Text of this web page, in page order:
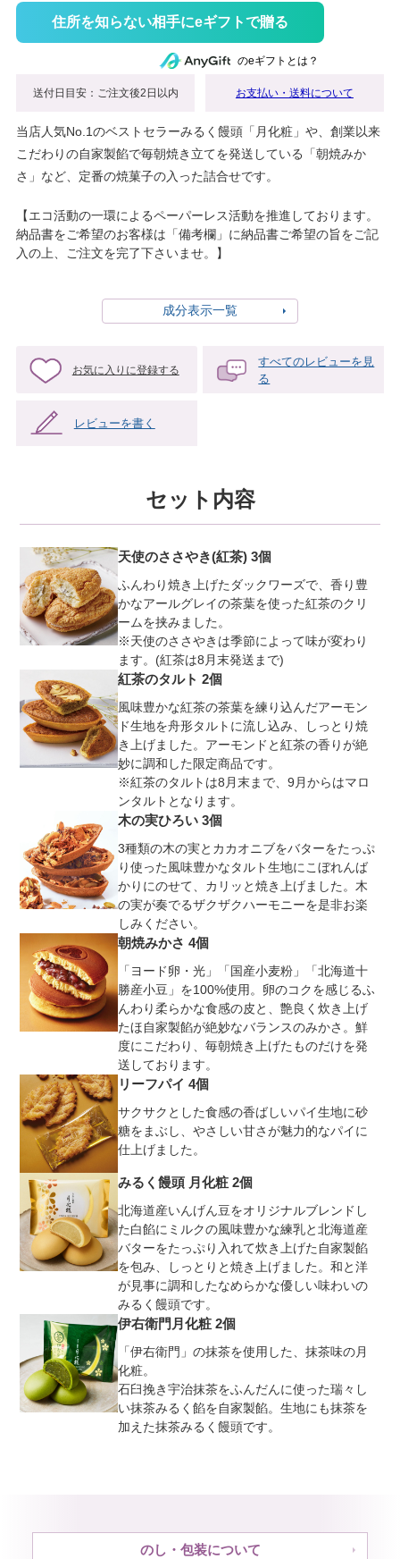
住所を知らない相手にeギフトで贈る
のeギフトとは？
送付日目安：ご注文後2日以内 お支払い・送料について
当店人気No.1のベストセラーみるく饅頭「月化粧」や、創業以来
こだわりの自家製餡で毎朝焼き立てを発送している「朝焼みか
さ」など、定番の焼菓子の入った詰合せです。
【エコ活動の一環によるペーパーレス活動を推進しております。
納品書をご希望のお客様は「備考欄」に納品書ご希望の旨をご記
入の上、ご注文を完了下さいませ。】
成分表示一覧
お気に入りに登録する
すべてのレビューを見
る
レビューを書く
セット内容
天使のささやき(紅茶) 3個
ふんわり焼き上げたダックワーズで、香り豊
かなアールグレイの茶葉を使った紅茶のクリ
ームを挟みました。
※天使のささやきは季節によって味が変わり
ます。(紅茶は8月末発送まで)
紅茶のタルト 2個
風味豊かな紅茶の茶葉を練り込んだアーモン
ド生地を舟形タルトに流し込み、しっとり焼
き上げました。アーモンドと紅茶の香りが絶
妙に調和した限定商品です。
※紅茶のタルトは8月末まで、9月からはマロ
ンタルトとなります。
木の実ひろい 3個
3種類の木の実とカカオニブをバターをたっぷ
り使った風味豊かなタルト生地にこぼれんば
かりにのせて、カリッと焼き上げました。木
の実が奏でるザクザクハーモニーを是非お楽
しみください。
朝焼みかさ 4個
「ヨード卵・光」「国産小麦粉」「北海道十
勝産小豆」を100%使用。卵のコクを感じるふ
んわり柔らかな食感の皮と、艶良く炊き上げ
たほ自家製餡が絶妙なバランスのみかさ。鮮
度にこだわり、毎朝焼き上げたものだけを発
送しております。
リーフパイ 4個
サクサクとした食感の香ばしいパイ生地に砂
糖をまぶし、やさしい甘さが魅力的なパイに
仕上げました。
みるく饅頭 月化粧 2個
北海道産いんげん豆をオリジナルブレンドし
た白餡にミルクの風味豊かな練乳と北海道産
バターをたっぷり入れて炊き上げた自家製餡
を包み、しっとりと焼き上げました。和と洋
が見事に調和したなめらかな優しい味わいの
みるく饅頭です。
伊右衛門月化粧 2個
「伊右衛門」の抹茶を使用した、抹茶味の月
化粧。
石臼挽き宇治抹茶をふんだんに使った瑞々し
い抹茶みるく餡を自家製餡。生地にも抹茶を
加えた抹茶みるく饅頭です。
のし・包装について